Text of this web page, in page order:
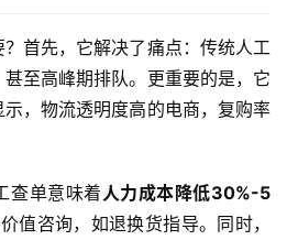
首先，它解决了痛点：传统人工
至高峰期排队。更重要的是，它
，物流透明度高的电商，复购率
查单意味着人力成本降低30%-5
值咨询，如退换货指导。同时，